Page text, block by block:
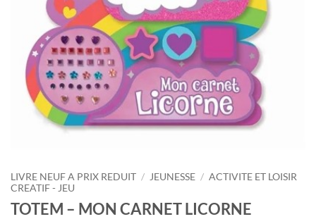
LIVRE NEUF A PRIX REDUIT / JEUNESSE / ACTIVITE ET LOISIR
CREATIF - JEU
TOTEM – MON CARNET LICORNE